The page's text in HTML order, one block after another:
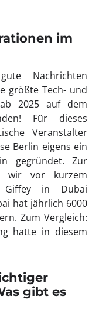
im
Nachrichten
größte Tech- und
2025 auf dem
Für dieses
Veranstalter
Berlin eigens ein
gegründet. Zur
wir vor kurzem
Giffey in Dubai
hat jährlich 6000
Zum Vergleich:
hatte in diesem
gibt es